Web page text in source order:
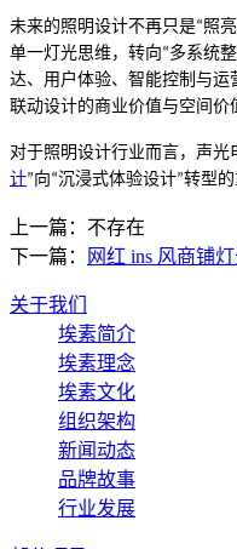
未来的照明设计不再只是“照
单一灯光思维，转向“多系统
达、用户体验、智能控制与
联动设计的商业价值与空间价
对于照明设计行业而言，声
计”向“沉浸式体验设计”转型的
上一篇： 不存在
下一篇：
网红 ins 风商铺
关于我们
埃素简介
埃素理念
埃素文化
组织架构
新闻动态
品牌故事
行业发展